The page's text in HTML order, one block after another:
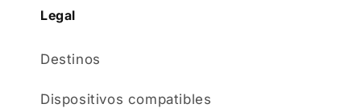
Legal
Destinos
Dispositivos compatibles